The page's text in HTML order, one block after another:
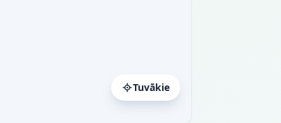
Tuvākie